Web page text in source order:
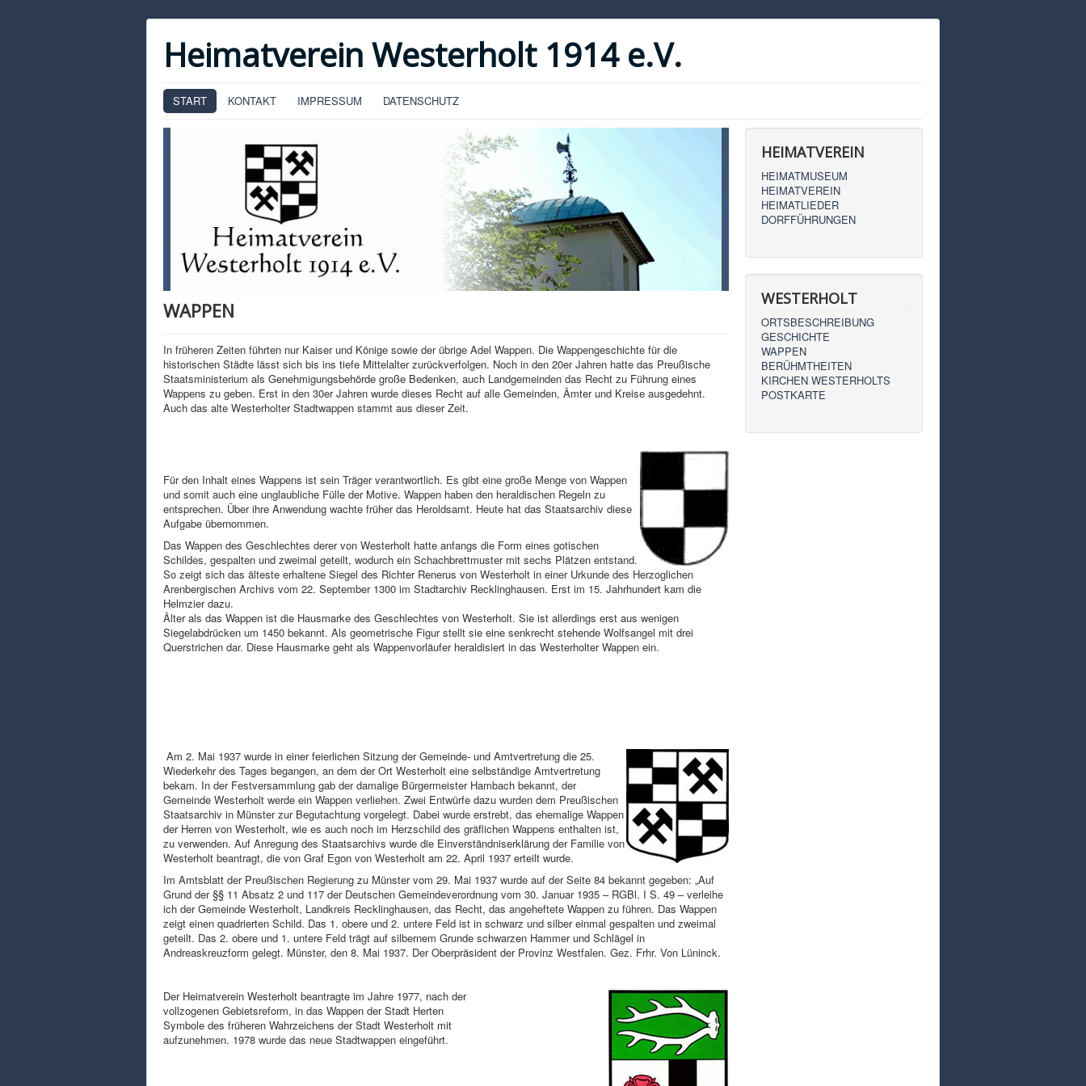
Heimatverein Westerholt 1914 e.V.
START KONTAKT IMPRESSUM DATENSCHUTZ
WAPPEN
In früheren Zeiten führten nur Kaiser und Könige sowie der übrige Adel Wappen. Die Wappengeschichte für die
historischen Städte lässt sich bis ins tiefe Mittelalter zurückverfolgen. Noch in den 20er Jahren hatte das Preußische
Staatsministerium als Genehmigungsbehörde große Bedenken, auch Landgemeinden das Recht zu Führung eines
Wappens zu geben. Erst in den 30er Jahren wurde dieses Recht auf alle Gemeinden, Ämter und Kreise ausgedehnt.
Auch das alte Westerholter Stadtwappen stammt aus dieser Zeit.
Für den Inhalt eines Wappens ist sein Träger verantwortlich. Es gibt eine große Menge von Wappen
und somit auch eine unglaubliche Fülle der Motive. Wappen haben den heraldischen Regeln zu
entsprechen. Über ihre Anwendung wachte früher das Heroldsamt. Heute hat das Staatsarchiv diese
Aufgabe übernommen.
Das Wappen des Geschlechtes derer von Westerholt hatte anfangs die Form eines gotischen
Schildes, gespalten und zweimal geteilt, wodurch ein Schachbrettmuster mit sechs Plätzen entstand.
So zeigt sich das älteste erhaltene Siegel des Richter Renerus von Westerholt in einer Urkunde des Herzoglichen
Arenbergischen Archivs vom 22. September 1300 im Stadtarchiv Recklinghausen. Erst im 15. Jahrhundert kam die
Helmzier dazu.
Älter als das Wappen ist die Hausmarke des Geschlechtes von Westerholt. Sie ist allerdings erst aus wenigen
Siegelabdrücken um 1450 bekannt. Als geometrische Figur stellt sie eine senkrecht stehende Wolfsangel mit drei
Querstrichen dar. Diese Hausmarke geht als Wappenvorläufer heraldisiert in das Westerholter Wappen ein.
Am 2. Mai 1937 wurde in einer feierlichen Sitzung der Gemeinde- und Amtvertretung die 25.
Wiederkehr des Tages begangen, an dem der Ort Westerholt eine selbständige Amtvertretung
bekam. In der Festversammlung gab der damalige Bürgermeister Hambach bekannt, der
Gemeinde Westerholt werde ein Wappen verliehen. Zwei Entwürfe dazu wurden dem Preußischen
Staatsarchiv in Münster zur Begutachtung vorgelegt. Dabei wurde erstrebt, das ehemalige Wappen
der Herren von Westerholt, wie es auch noch im Herzschild des gräflichen Wappens enthalten ist,
zu verwenden. Auf Anregung des Staatsarchivs wurde die Einverständniserklärung der Familie von
Westerholt beantragt, die von Graf Egon von Westerholt am 22. April 1937 erteilt wurde.
Im Amtsblatt der Preußischen Regierung zu Münster vom 29. Mai 1937 wurde auf der Seite 84 bekannt gegeben: „Auf
Grund der §§ 11 Absatz 2 und 117 der Deutschen Gemeindeverordnung vom 30. Januar 1935 – RGBl. I S. 49 – verleihe
ich der Gemeinde Westerholt, Landkreis Recklinghausen, das Recht, das angeheftete Wappen zu führen. Das Wappen
zeigt einen quadrierten Schild. Das 1. obere und 2. untere Feld ist in schwarz und silber einmal gespalten und zweimal
geteilt. Das 2. obere und 1. untere Feld trägt auf silbernem Grunde schwarzen Hammer und Schlägel in
Andreaskreuzform gelegt. Münster, den 8. Mai 1937. Der Oberpräsident der Provinz Westfalen. Gez. Frhr. Von Lüninck.
Der Heimatverein Westerholt beantragte im Jahre 1977, nach der
vollzogenen Gebietsreform, in das Wappen der Stadt Herten
Symbole des früheren Wahrzeichens der Stadt Westerholt mit
aufzunehmen. 1978 wurde das neue Stadtwappen eingeführt.
HEIMATVEREIN
HEIMATMUSEUM
HEIMATVEREIN
HEIMATLIEDER
DORFFÜHRUNGEN
WESTERHOLT
ORTSBESCHREIBUNG
GESCHICHTE
WAPPEN
BERÜHMTHEITEN
KIRCHEN WESTERHOLTS
POSTKARTE